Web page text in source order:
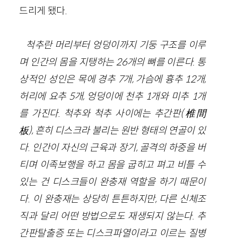
드리게 됐다.
척추란 머리부터 엉덩이까지 기둥 구조를 이루
며 인간의 몸을 지탱하는 26개의 뼈를 이른다. 통
상적인 성인은 목에 경추 7개, 가슴에 흉추 12개,
허리에 요추 5개, 엉덩이에 천추 1개와 미추 1개
를 가진다. 척추와 척추 사이에는 추간판(椎間
板), 흔히 디스크라 불리는 원반 형태의 연골이 있
다. 인간이 자신의 근육과 장기, 골격의 하중을 버
티며 이족보행을 하고 몸을 굽히고 펴고 비틀 수
있는 건 디스크들이 완충재 역할을 하기 때문이
다. 이 완충재는 상당히 튼튼하지만, 다른 신체조
직과 달리 어떤 방법으로도 재생되지 않는다. 추
간판탈출증 또는 디스크파열이라고 이르는 질병